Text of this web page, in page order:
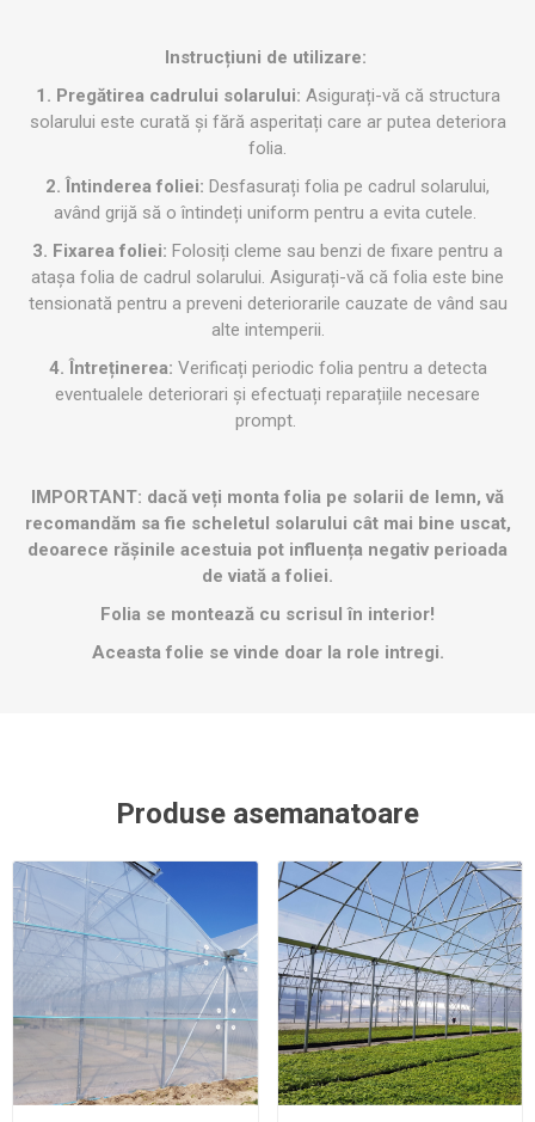
Instrucțiuni de utilizare:
1. Pregătirea cadrului solarului: Asigurați-vă că structura
solarului este curată și fără asperitați care ar putea deteriora
folia.
2. Întinderea foliei: Desfasurați folia pe cadrul solarului,
având grijă să o întindeți uniform pentru a evita cutele.
3. Fixarea foliei: Folosiți cleme sau benzi de fixare pentru a
atașa folia de cadrul solarului. Asigurați-vă că folia este bine
tensionată pentru a preveni deteriorarile cauzate de vând sau
alte intemperii.
4. Întreținerea: Verificați periodic folia pentru a detecta
eventualele deteriorari și efectuați reparațiile necesare
prompt.
IMPORTANT: dacă veți monta folia pe solarii de lemn, vă
recomandăm sa fie scheletul solarului cât mai bine uscat,
deoarece rășinile acestuia pot influența negativ perioada
de viată a foliei.​
Folia se montează cu scrisul în interior!
Aceasta folie se vinde doar la role intregi.
Produse asemanatoare